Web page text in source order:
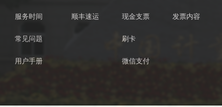
服务时间
常见问题
用户手册
顺丰速运 现金支票
刷卡
微信支付
发票内容